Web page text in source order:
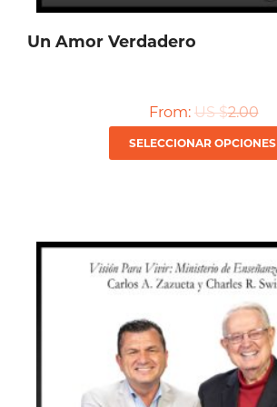
Un Amor Verdadero
From: US $2.00
SELECCIONAR OPCIONES